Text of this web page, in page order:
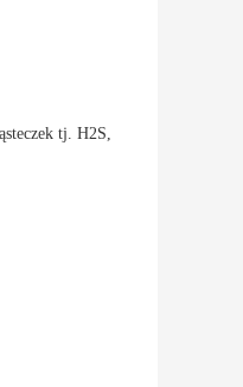
tj. H2S,